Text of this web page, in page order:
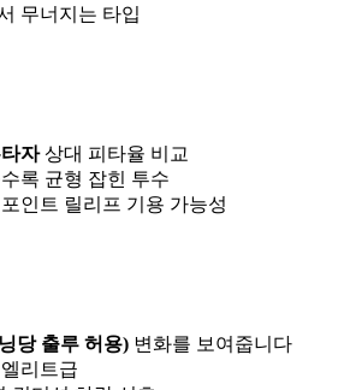
무너지는 타입
자상대 피타율 비교
록 균형 잡힌 투수
인트 릴리프 기용 가능성
당 출루 허용) 변화를 보여줍니다
리트급